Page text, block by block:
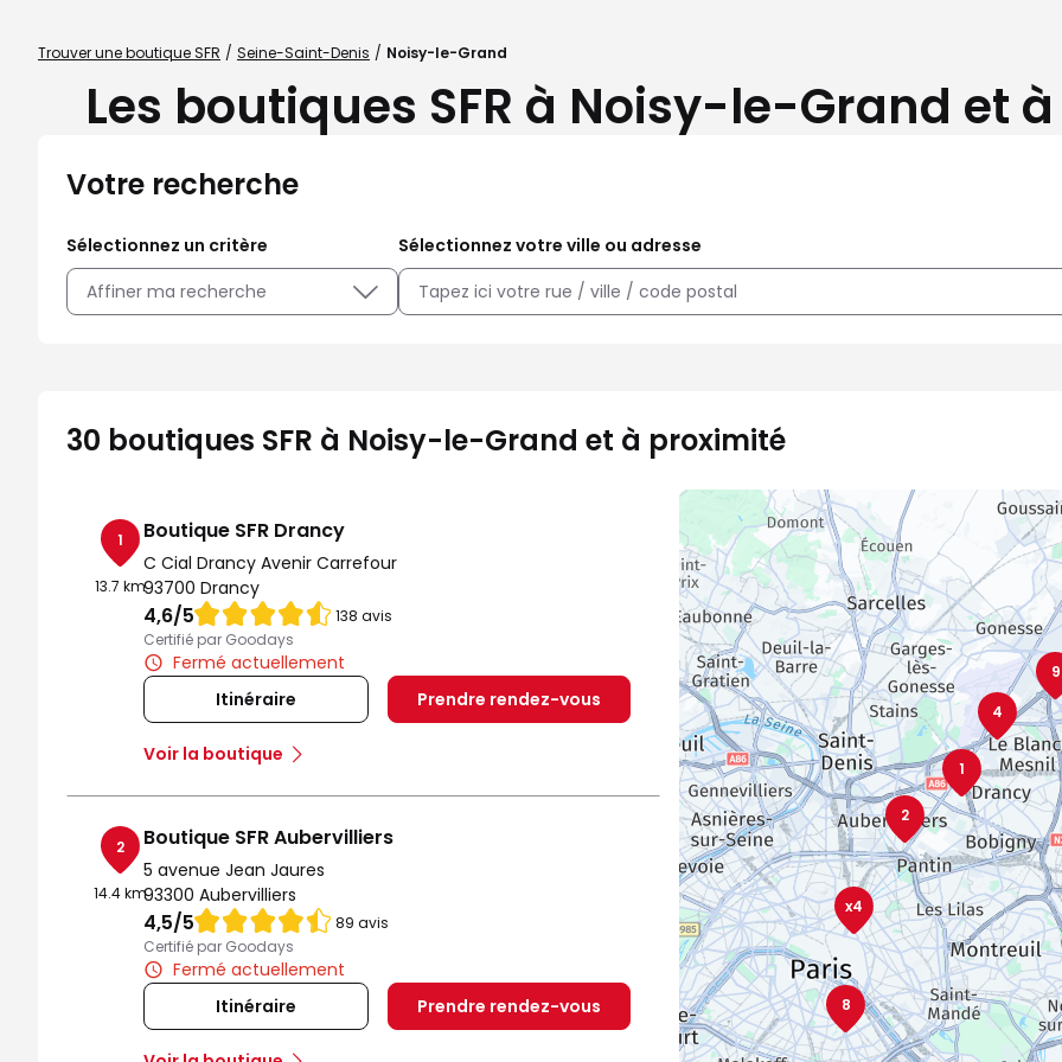
Trouver une boutique SFR Seine-Saint-Denis Noisy-le-Grand
Les boutiques SFR à Noisy-le-Grand et
Votre recherche
Sélectionnez un critère
Affiner ma recherche
Sélectionnez votre ville ou adresse
30 boutiques SFR à Noisy-le-Grand et à proximité
1
13.7 km
Boutique SFR Drancy
C Cial Drancy Avenir Carrefour
93700 Drancy
4,6/5Note de 4.6 sur 5
138 avis
Certifié par Goodays
Fermé actuellement
Itinéraire
Prendre rendez-vous
Voir la boutique
2
14.4 km
Boutique SFR Aubervilliers
5 avenue Jean Jaures
93300 Aubervilliers
4,5/5Note de 4.5 sur 5
89 avis
Certifié par Goodays
Fermé actuellement
Itinéraire
Prendre rendez-vous 8
9
x4
4
2
1